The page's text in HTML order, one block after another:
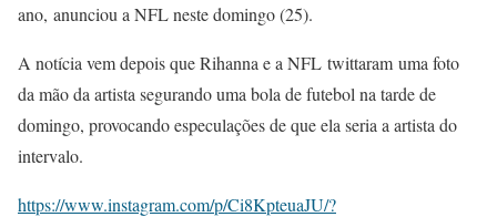
ano, anunciou a NFL neste domingo (25).
A notícia vem depois que Rihanna e a NFL twittaram uma foto
da mão da artista segurando uma bola de futebol na tarde de
domingo, provocando especulações de que ela seria a artista do
intervalo.
https://www.instagram.com/p/Ci8KpteuaJU/?